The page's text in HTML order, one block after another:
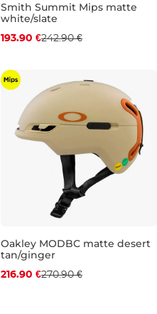
Zľava -20 %
Smith Summit Mips matte
white/slate
193.90 €242.90 €
Zľava -20 %
Oakley MODBC matte desert
tan/ginger
216.90 €270.90 €